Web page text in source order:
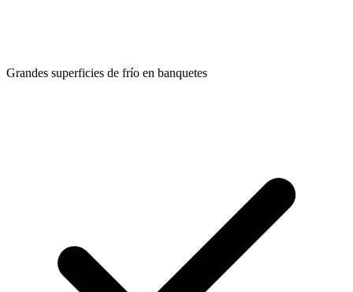
Grandes superficies de frío en banquetes